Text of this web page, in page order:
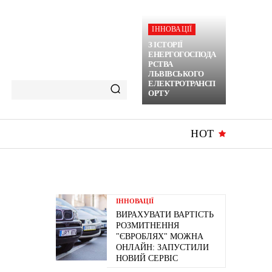
ІННОВАЦІЇ
З ІСТОРІЇ
ЕНЕРГОГОСПОДА
РСТВА
ЛЬВІВСЬКОГО
ЕЛЕКТРОТРАНСП
ОРТУ
HOT
ІННОВАЦІЇ
ВИРАХУВАТИ ВАРТІСТЬ
РОЗМИТНЕННЯ
"ЄВРОБЛЯХ" МОЖНА
ОНЛАЙН: ЗАПУСТИЛИ
НОВИЙ СЕРВІС